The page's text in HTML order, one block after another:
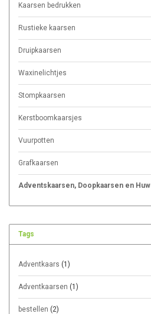
Kaarsen bedrukken
Rustieke kaarsen
Druipkaarsen
Waxinelichtjes
Stompkaarsen
Kerstboomkaarsjes
Vuurpotten
Grafkaarsen
Adventskaarsen, Doopkaarsen en
Tags
Adventkaars (1)
Adventkaarsen (1)
bestellen (2)